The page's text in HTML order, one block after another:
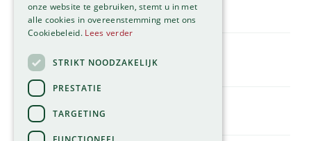
Woensdag
Donderdag
Zaterdag
Zondag
Bekijk onze afwijkende openingstijden >
Klantenservice
Service
Tuincentrum
Contact
Global Garden
Hillegommerdijk 554
2136 KX Zwaanshoek
T.023 584 23 54
onze website te gebruiken, stemt u in met
alle cookies in overeenstemming met ons
Cookiebeleid. Lees verder
STRIKT NOODZAKELIJK
PRESTATIE
TARGETING